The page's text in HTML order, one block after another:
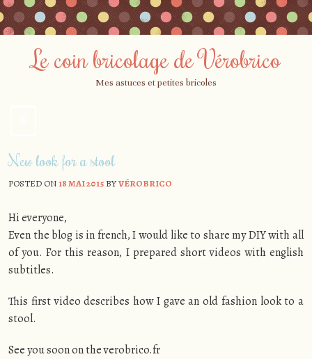
Le coin bricolage de Vérobrico
Mes astuces et petites bricoles
to
content
New look for a stool
POSTED ON18 MAI 2015 BYVÉROBRICO
Hi everyone,
Even the blog is in french, I would like to share my DIY with all
of you. For this reason, I prepared short videos with english
subtitles.
This first video describes how I gave an old fashion look to a
stool.
See you soon on the verobrico.fr